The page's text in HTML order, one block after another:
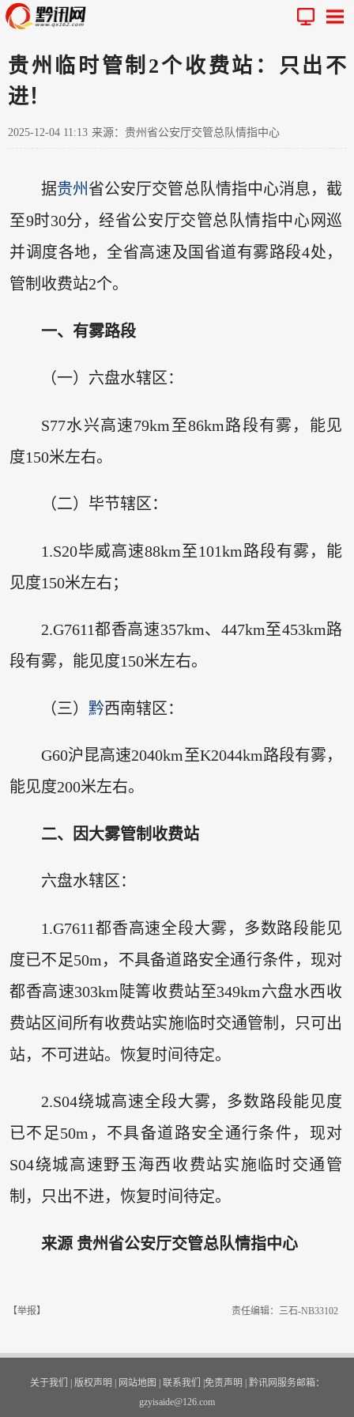
贵州临时管制2个收费站：只出不
进！
2025-12-04 11:13 来源：贵州省公安厅交管总队情指中心
据贵州 省公安厅交管总队情指中心消息，截
至9时30分，经省公安厅交管总队情指中心网巡
并调度各地，全省高速及国省道有雾路段4处，
管制收费站2个。
一、有雾路段
（一）六盘水辖区：
S77水兴高速79km至86km路段有雾，能见
度150米左右。
（二）毕节辖区：
1.S20毕威高速88km至101km路段有雾，能
见度150米左右；
2.G7611都香高速357km、447km至453km路
段有雾，能见度150米左右。
（三） 黔西南辖区：
G60沪昆高速2040km至K2044km路段有雾，
能见度200米左右。
二、因大雾管制收费站
六盘水辖区：
1.G7611都香高速全段大雾，多数路段能见
度已不足50m，不具备道路安全通行条件，现对
都香高速303km陡箐收费站至349km六盘水西收
费站区间所有收费站实施临时交通管制，只可出
站，不可进站。恢复时间待定。
2.S04绕城高速全段大雾，多数路段能见度
已不足50m，不具备道路安全通行条件，现对
S04绕城高速野玉海西收费站实施临时交通管
制，只出不进，恢复时间待定。
来源 贵州省公安厅交管总队情指中心
【举报】 责任编辑：三石-NB33102
关于我们 | 版权声明 | 网站地图 | 联系我们 |免责声明 | 黔讯网服务邮箱：
gzyisaide@126.com